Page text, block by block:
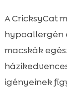
A CricksyCat
hypoallergén
macskák
igényeinek